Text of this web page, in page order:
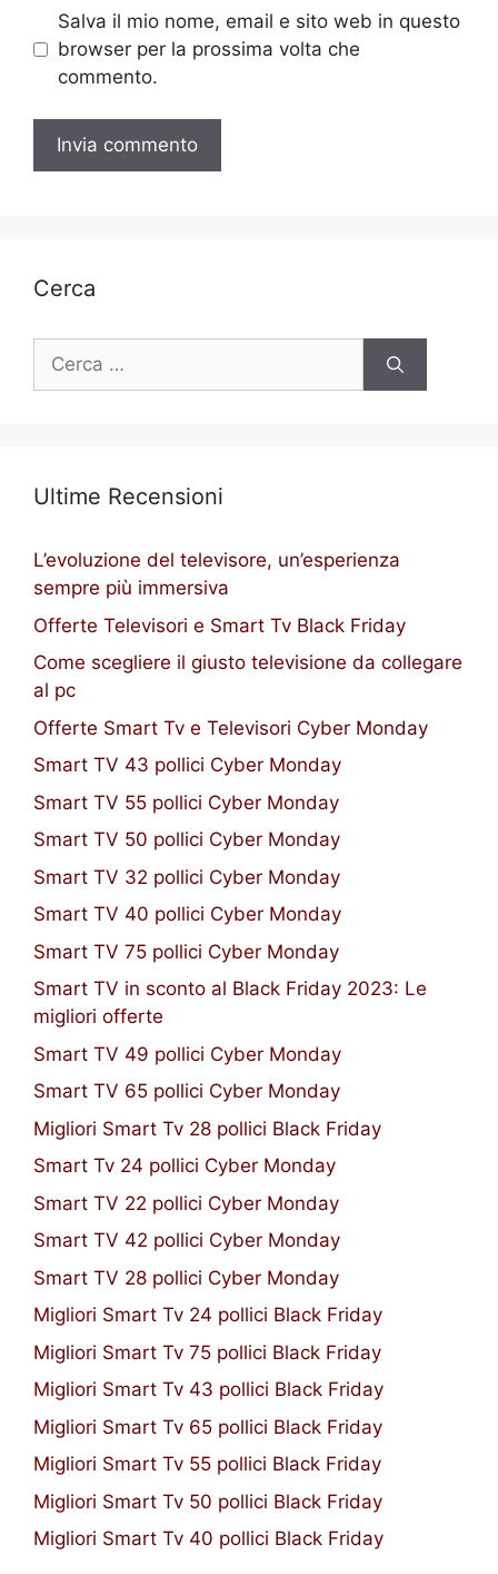
Salva il mio nome, email e sito web in questo
browser per la prossima volta che
commento.
Cerca
Ricerca
Ultime Recensioni
L’evoluzione del televisore, un’esperienza
sempre più immersiva
Offerte Televisori e Smart Tv Black Friday
Come scegliere il giusto televisione da collegare
al pc
Offerte Smart Tv e Televisori Cyber Monday
Smart TV 43 pollici Cyber Monday
Smart TV 55 pollici Cyber Monday
Smart TV 50 pollici Cyber Monday
Smart TV 32 pollici Cyber Monday
Smart TV 40 pollici Cyber Monday
Smart TV 75 pollici Cyber Monday
Smart TV in sconto al Black Friday 2023: Le
migliori offerte
Smart TV 49 pollici Cyber Monday
Smart TV 65 pollici Cyber Monday
Migliori Smart Tv 28 pollici Black Friday
Smart Tv 24 pollici Cyber Monday
Smart TV 22 pollici Cyber Monday
Smart TV 42 pollici Cyber Monday
Smart TV 28 pollici Cyber Monday
Migliori Smart Tv 24 pollici Black Friday
Migliori Smart Tv 75 pollici Black Friday
Migliori Smart Tv 43 pollici Black Friday
Migliori Smart Tv 65 pollici Black Friday
Migliori Smart Tv 55 pollici Black Friday
Migliori Smart Tv 50 pollici Black Friday
Migliori Smart Tv 40 pollici Black Friday